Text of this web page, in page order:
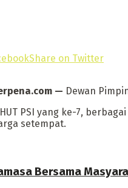
Share on Twitter
— Dewan
PSI yang ke-7,
setempat.
Bersama